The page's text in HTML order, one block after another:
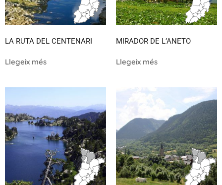
LA RUTA DEL CENTENARI
Llegeix més
MIRADOR DE L’ANETO
Llegeix més